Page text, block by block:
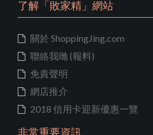
了解「敗家精」網站
關於 ShoppingJing.com
聯絡我哋 (報料)
免責聲明
網店推介
2018 信用卡迎新優惠一覽
非常重要資訊